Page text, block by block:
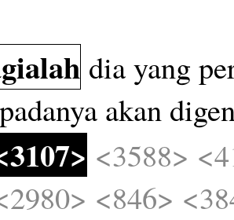
diayang
akan
<3588>
<846>